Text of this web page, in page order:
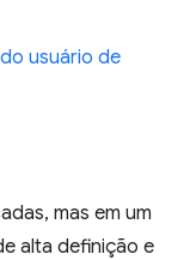
usuário de
mas em um
alta definição e